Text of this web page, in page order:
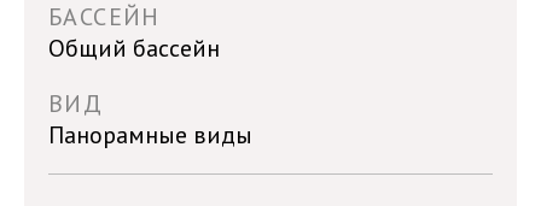
БАССЕЙН
Общий бассейн
ВИД
Панорамные виды